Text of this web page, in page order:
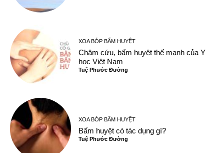
XOA BÓP BẤM HUYỆT
Châm cứu, bấm huyệt thế mạnh của Y
học Việt Nam
Tuệ Phước Đường
XOA BÓP BẤM HUYỆT
Bấm huyệt có tác dụng gì?
Tuệ Phước Đường